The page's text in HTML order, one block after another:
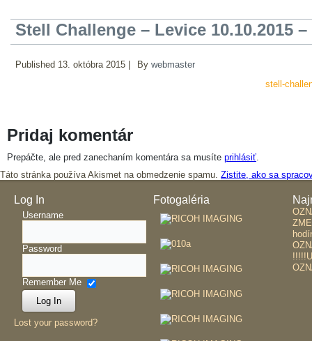
Stell Challenge – Levice 10.10.2015
Published 13. októbra 2015 By webmaster
stell-
Pridaj komentár
Prepáčte, ale pred zanechaním komentára sa musíte prihlásiť.
Táto stránka používa Akismet na obmedzenie spamu. Zistite, ako sa
Log In
Username
Password
Remember Me
Lost your password?
Fotogaléria